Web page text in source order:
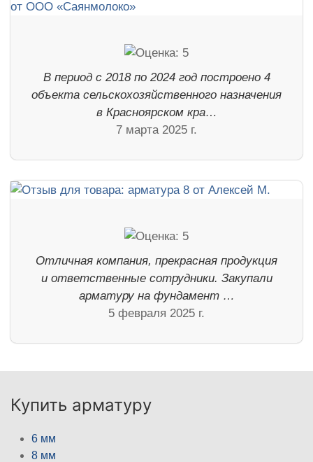
В период с 2018 по 2024 год построено 4
объекта сельскохозяйственного назначения
в Красноярском кра…
7 марта 2025 г.
Отличная компания, прекрасная продукция
и ответственные сотрудники. Закупали
арматуру на фундамент …
5 февраля 2025 г.
Купить арматуру
6 мм
8 мм